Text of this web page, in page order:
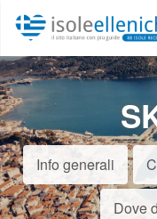
Info generali
Dove